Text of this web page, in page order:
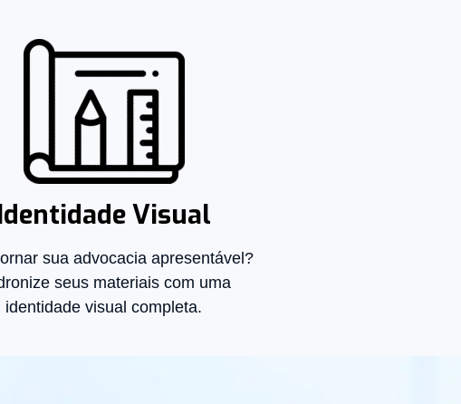
Visual
sua advocacia apresentável?
seus materiais com uma
identidade visual completa.